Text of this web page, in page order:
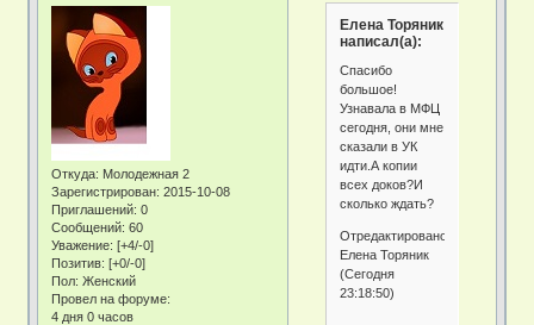
Откуда: Молодежная 2
Зарегистрирован: 2015-10-08
Приглашений: 0
Сообщений: 60
Уважение: [+4/-0]
Позитив: [+0/-0]
Пол: Женский
Провел на форуме:
4 дня 0 часов
Елена Торяник
написал(а):
Спасибо
большое!
Узнавала в МФЦ
сегодня, они мне
сказали в УК
идти.А копии
всех доков?И
сколько ждать?
Отредактировано
Елена Торяник
(Сегодня
23:18:50)